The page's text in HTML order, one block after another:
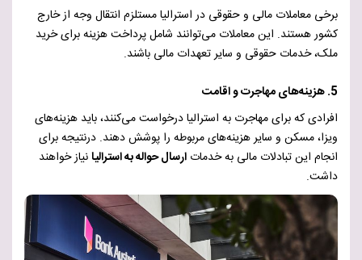
برخی معاملات مالی و حقوقی در استرالیا مستلزم انتقال وجه از خارج
کشور هستند. این معاملات می‌توانند شامل پرداخت هزینه برای خرید
ملک، خدمات حقوقی و سایر تعهدات مالی باشند.
5. هزینه‌های مهاجرت و اقامت
افرادی که برای مهاجرت به استرالیا درخواست می‌کنند، باید هزینه‌های
ویزا، مسکن و سایر هزینه‌های مربوطه را پوشش دهند. درنتیجه برای
انجام این تبادلات مالی به خدمات ارسال حواله به استرالیانیاز خواهند
داشت.